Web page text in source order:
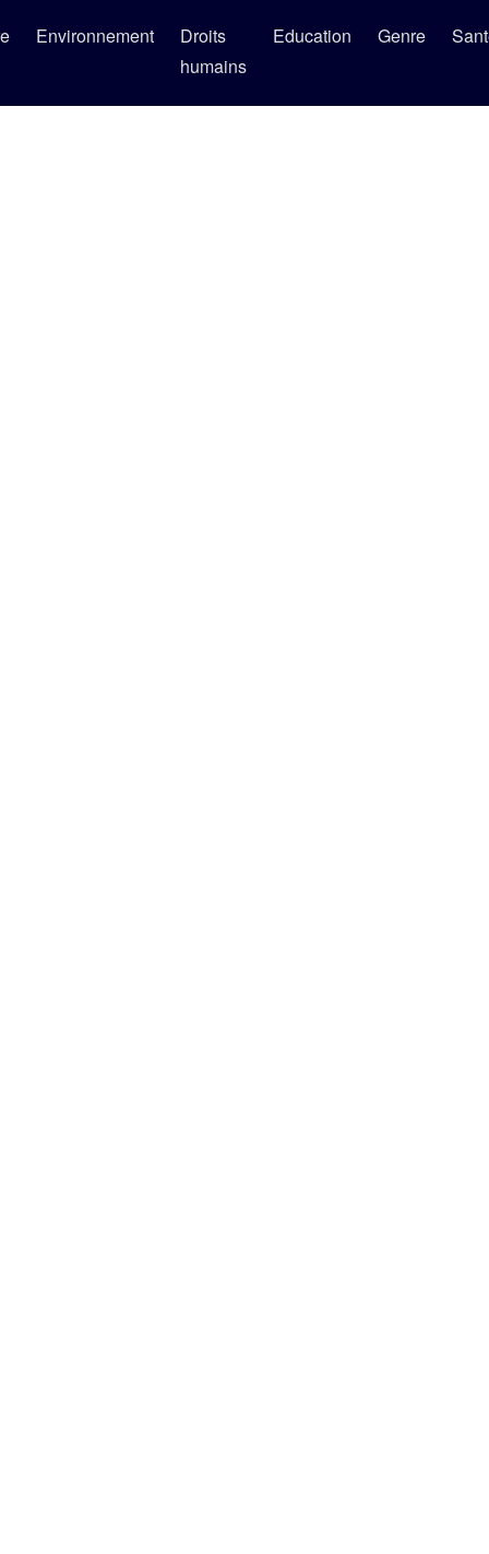
Environnement
Droits
humains
Education Genre